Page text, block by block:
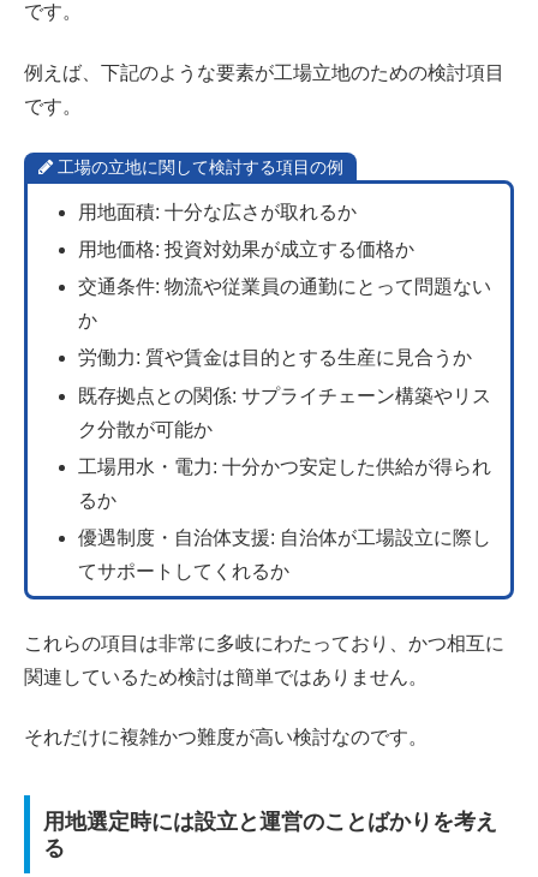
です。
例えば、下記のような要素が工場立地のための検討項目
です。
工場の立地に関して検討する項目の例
用地面積: 十分な広さが取れるか
用地価格: 投資対効果が成立する価格か
交通条件: 物流や従業員の通勤にとって問題ない
か
労働力: 質や賃金は目的とする生産に見合うか
既存拠点との関係: サプライチェーン構築やリス
ク分散が可能か
工場用水・電力: 十分かつ安定した供給が得られ
るか
優遇制度・自治体支援: 自治体が工場設立に際し
てサポートしてくれるか
これらの項目は非常に多岐にわたっており、かつ相互に
関連しているため検討は簡単ではありません。
それだけに複雑かつ難度が高い検討なのです。
用地選定時には設立と運営のことばかりを考え
る